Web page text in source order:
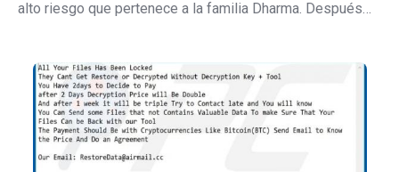
alto riesgo que pertenece a la familia Dharma. Después
Harma agrega nombres de arc